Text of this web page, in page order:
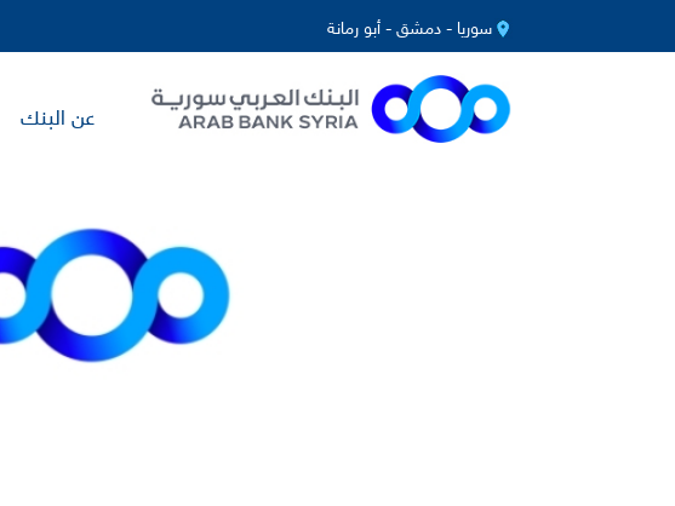
سوريا - دمشق - أبو رمانة
عن البنك